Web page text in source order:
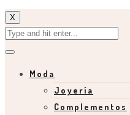
X
Moda
Joyería
Complementos